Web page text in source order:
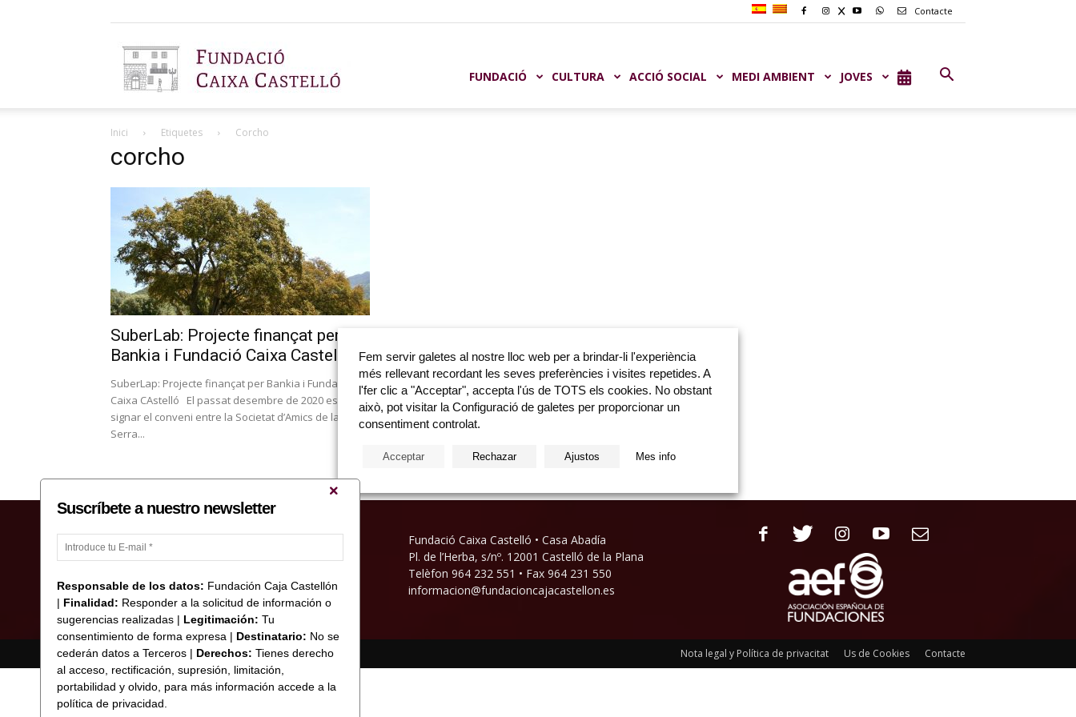
Contacte
FUNDACIÓ CULTURA ACCIÓ SOCIAL MEDI AMBIENT JOVES
Inici Etiquetes Corcho
corcho
SuberLab: Projecte finançat per
Bankia i Fundació Caixa Castelló
SuberLap: Projecte finançat per Bankia i Fundació
Caixa CAstelló El passat desembre de 2020 es va
signar el conveni entre la Societat d’Amics de la
Serra...
Fundació Caixa Castelló • Casa Abadía
Pl. de l’Herba, s/nº. 12001 Castelló de la Plana
Telèfon 964 232 551 • Fax 964 231 550
informacion@fundacioncajacastellon.es
Nota legal y Política de privacitat Us de Cookies Contacte
© Copyright 2017 Fundació Caixa Castelló
Suscríbete a nuestro newsletter
Responsable de los datos: Fundación Caja Castellón
| Finalidad: Responder a la solicitud de información o
sugerencias realizadas | Legitimación: Tu
consentimiento de forma expresa | Destinatario: No se
cederán datos a Terceros | Derechos: Tienes derecho
al acceso, rectificación, supresión, limitación,
portabilidad y olvido, para más información accede a la
política de privacidad.
Fem servir galetes al nostre lloc web per a brindar-li l'experiència
més rellevant recordant les seves preferències i visites repetides. A
l'fer clic a "Acceptar", accepta l'ús de TOTS els cookies. No obstant
això, pot visitar la Configuració de galetes per proporcionar un
consentiment controlat.
Acceptar Rechazar Ajustos Mes info